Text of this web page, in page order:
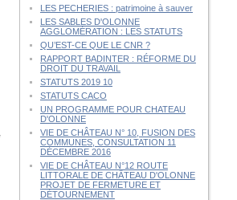
LES PECHERIES : patrimoine à sauver
LES SABLES D'OLONNE
AGGLOMÉRATION : LES STATUTS
QU’EST-CE QUE LE CNR ?
RAPPORT BADINTER : RÉFORME DU
DROIT DU TRAVAIL
STATUTS 2019 10
STATUTS CACO
UN PROGRAMME POUR CHATEAU
D'OLONNE
VIE DE CHÂTEAU N° 10, FUSION DES
COMMUNES, CONSULTATION 11
DÉCEMBRE 2016
VIE DE CHÂTEAU N°12 ROUTE
LITTORALE DE CHÂTEAU D'OLONNE
PROJET DE FERMETURE ET
DÉTOURNEMENT